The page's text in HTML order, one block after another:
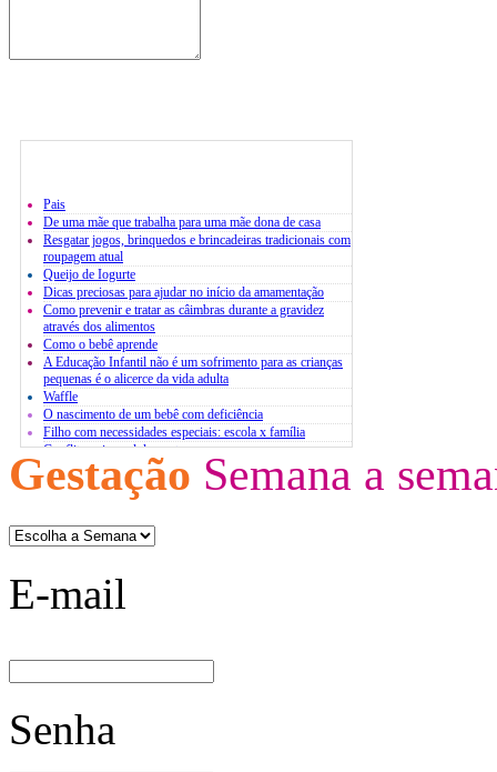
Pais
De uma mãe que trabalha para uma mãe dona de casa
Resgatar jogos, brinquedos e brincadeiras tradicionais com
roupagem atual
Queijo de Iogurte
Dicas preciosas para ajudar no início da amamentação
Como prevenir e tratar as câimbras durante a gravidez
através dos alimentos
Como o bebê aprende
A Educação Infantil não é um sofrimento para as crianças
pequenas é o alicerce da vida adulta
Waffle
O nascimento de um bebê com deficiência
Filho com necessidades especiais: escola x família
Conflito pais x adolescentes
Atividades extracurriculares
O estresse infantil
Bases para um diálogo com jovens
Gestação Semana a
E-mail
Senha